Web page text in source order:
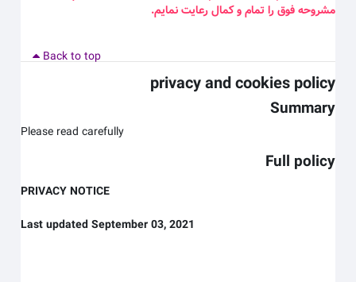
مشروحه فوق را تمام و کمال رعایت نمایم.
Back to top
privacy and cookies policy
Summary
Please read carefully
Full policy
PRIVACY NOTICE
Last updated September 03, 2021